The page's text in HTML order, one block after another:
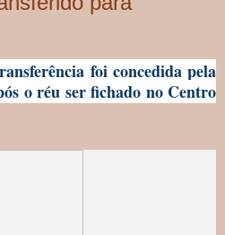
foi concedida pela
o réu ser fichado no Centro